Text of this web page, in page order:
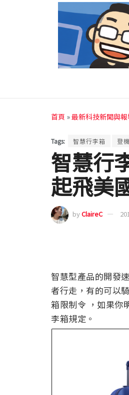
首頁 »最新科技新聞與
Tags: 智慧行李箱 登
智慧行
起飛美
byClaireC
智慧型產品的開發
者行走，有的可以
箱限制令 ，如果你
李箱規定。